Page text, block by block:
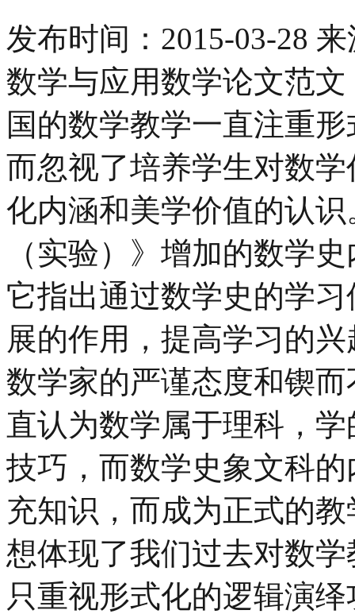
发布时间： 2015-03-28 来
数学与应用数学论文范
国的数学教学一直注重
而忽视了培养学生对数
化内涵和美学价值的认
（实验）》增加的数学
它指出通过数学史的学
展的作用，提高学习的
数学家的严谨态度和锲
直认为数学属于理科，
技巧，而数学史象文科
充知识，而成为正式的
想体现了我们过去对数
只重视形式化的逻辑演